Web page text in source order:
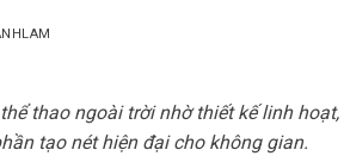
thao ngoài trời nhờ thiết kế linh hoạt,
tạo nét hiện đại cho không gian.